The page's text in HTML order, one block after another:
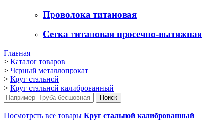
Проволока титановая
Сетка титановая просечно-вытяжная
Главная
> Каталог товаров
> Черный металлопрокат
> Круг стальной
> Круг стальной калиброванный
Посмотреть все товары Круг стальной калиброванный